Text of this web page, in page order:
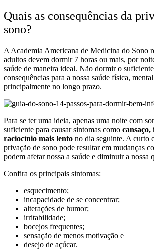
Quais as consequências da
sono?
A Academia Americana de Medicina do Sono
adultos devem dormir 7 horas ou mais, por
saúde de maneira ideal. Não dormir o
consequências para a nossa saúde física,
principalmente no longo prazo.
Para se ter uma ideia, apenas uma noite com
suficiente para causar sintomas como cansaço,
raciocínio mais lento no dia seguinte. A curto
privação de sono pode resultar em mudanças
podem afetar nossa a saúde e diminuir a nossa
Confira os principais sintomas:
esquecimento;
incapacidade de se concentrar;
alterações de humor;
irritabilidade;
bocejos frequentes;
sensação de menos motivação e
desejo de açúcar.